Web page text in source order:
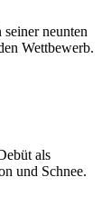
neunten
Wettbewerb.
als
und Schnee.